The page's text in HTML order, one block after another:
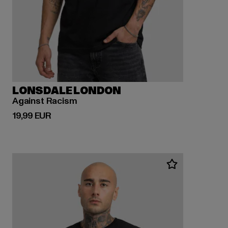
LONSDALE LONDON
Against Racism
19,99 EUR
Derzeitiger Preis: 19,99 EUR